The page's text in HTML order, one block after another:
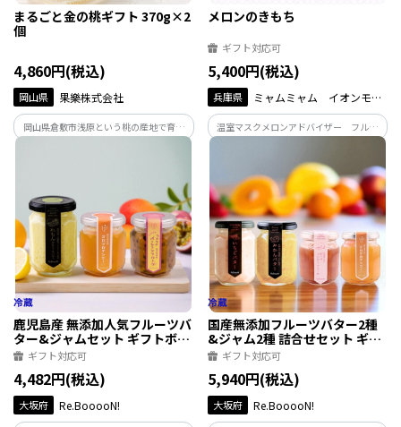
まるごと金の桃ギフト 370g×2
個
4,860円(税込)
岡山県 果樂株式会社
岡山県倉敷市浅原という桃の産地で育て
会える！もらって嬉しい、飾ってかわい
い桃の瓶詰めです。
メロンのきもち
ギフト対応可
5,400円(税込)
兵庫県
ミャムミャム イオンモー
ル伊丹店
温室マスクメロンアドバイザー フルー
二つの資格を持つフルーツのソムリエが
厳選してお届けします。
鹿児島産 無添加人気フルーツバ
ター&ジャムセット ギフトボッ
クスギフト対応可
4,482円(税込)
大坂府 Re.BooooN!
国産無添加フルーツバター2種
&ジャム2種 詰合せセット ギフ
トボックス
ギフト対応可
5,940円(税込)
大坂府 Re.BooooN!